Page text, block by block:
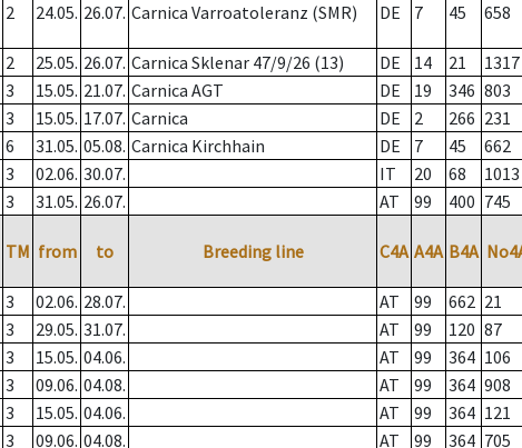
2 24.05. 26.07. Carnica Varroatoleranz (SMR) DE 7 45 658
2 25.05. 26.07. Carnica Sklenar 47/9/26 (13) DE 14 21 1317
3 15.05. 21.07. Carnica AGT DE 19 346 803
3 15.05. 17.07. Carnica DE 2 266 231
6 31.05. 05.08. Carnica Kirchhain DE 7 45 662
3 02.06. 30.07. IT 20 68 1013
3 31.05. 26.07. AT 99 400 745
TM from to Breeding line C4A A4A B4A
3 02.06. 28.07. AT 99 662 21
3 29.05. 31.07. AT 99 120 87
3 15.05. 04.06. AT 99 364 106
3 09.06. 04.08. AT 99 364 908
3 15.05. 04.06. AT 99 364 121
3 09.06. 04.08. AT 99 364 705